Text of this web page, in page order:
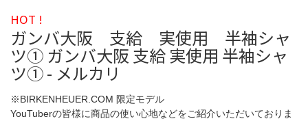
HOT !
ガンバ大阪 支給 実使用 半袖シャ
ツ① ガンバ大阪 支給 実使用 半袖シャ
ツ① - メルカリ
※BIRKENHEUER.COM 限定モデル
YouTuberの皆様に商品の使い心地などをご紹介いただいておりま